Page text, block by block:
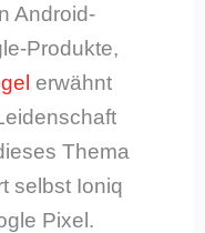
Android-
Produkte,
erwähnt
Thema
selbst Ioniq
Pixel.